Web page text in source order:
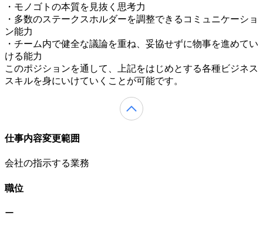
・モノゴトの本質を見抜く思考力
・多数のステークスホルダーを調整できるコミュニケーショ
ン能力
・チーム内で健全な議論を重ね、妥協せずに物事を進めてい
ける能力
このポジションを通して、上記をはじめとする各種ビジネス
スキルを身にいけていくことが可能です。
仕事内容変更範囲
会社の指示する業務
職位
ー